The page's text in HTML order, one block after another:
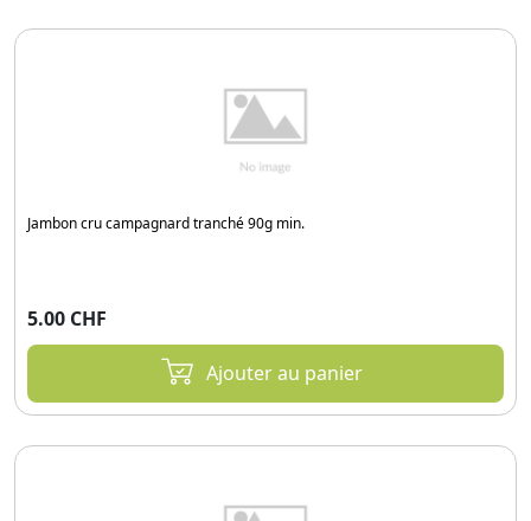
Jambon cru campagnard tranché 90g min.
5.00 CHF
Ajouter au panier